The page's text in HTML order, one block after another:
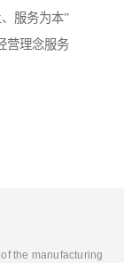
服务为本”
营理念服务
the manufacturing